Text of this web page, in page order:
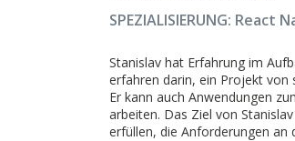
SPEZIALISIERUNG: React
Stanislav hat Erfahrung im
erfahren darin, ein Projekt von
Er kann auch Anwendungen
arbeiten. Das Ziel von
erfüllen, die Anforderungen an